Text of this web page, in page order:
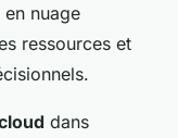
nuage
ressources et
dans